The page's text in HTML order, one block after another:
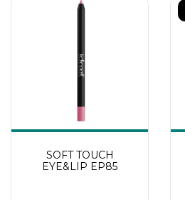
SOFT TOUCH
EYE&LIP EP85